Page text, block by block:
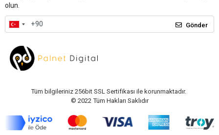
olun.
Gönder
Tüm bilgileriniz 256bit SSL Sertifikası ile korunmaktadır.
© 2022 Tüm Hakları Saklıdır